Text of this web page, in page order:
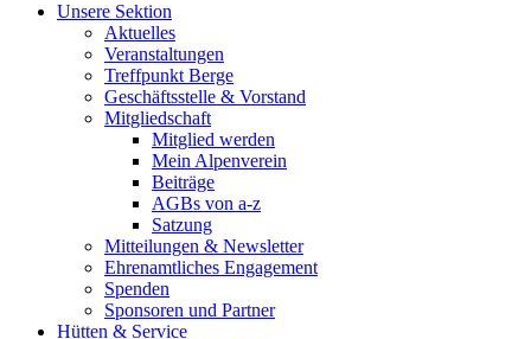
Unsere Sektion
Aktuelles
Veranstaltungen
Treffpunkt Berge
Geschäftsstelle & Vorstand
Mitgliedschaft
Mitglied werden
Mein Alpenverein
Beiträge
AGBs von a-z
Satzung
Mitteilungen & Newsletter
Ehrenamtliches Engagement
Spenden
Sponsoren und Partner
Hütten & Service